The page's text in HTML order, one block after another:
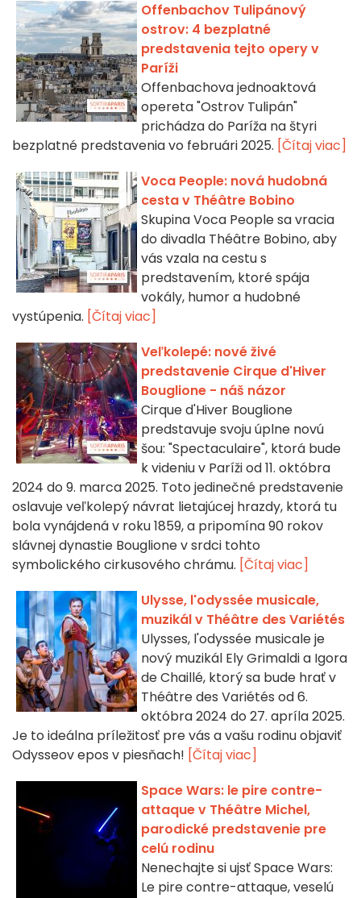
Offenbachov Tulipánový
ostrov: 4 bezplatné
predstavenia tejto opery v
Paríži
Offenbachova jednoaktová
opereta "Ostrov Tulipán"
prichádza do Paríža na štyri
bezplatné predstavenia vo februári 2025. [Čítaj viac]
Voca People: nová hudobná
cesta v Théâtre Bobino
Skupina Voca People sa vracia
do divadla Théâtre Bobino, aby
vás vzala na cestu s
predstavením, ktoré spája
vokály, humor a hudobné
vystúpenia. [Čítaj viac]
Veľkolepé: nové živé
predstavenie Cirque d'Hiver
Bouglione - náš názor
Cirque d'Hiver Bouglione
predstavuje svoju úplne novú
šou: "Spectaculaire", ktorá bude
k videniu v Paríži od 11. októbra
2024 do 9. marca 2025. Toto jedinečné predstavenie
oslavuje veľkolepý návrat lietajúcej hrazdy, ktorá tu
bola vynájdená v roku 1859, a pripomína 90 rokov
slávnej dynastie Bouglione v srdci tohto
symbolického cirkusového chrámu. [Čítaj viac]
Ulysse, l'odyssée musicale,
muzikál v Théâtre des Variétés
Ulysses, l'odyssée musicale je
nový muzikál Ely Grimaldi a Igora
de Chaillé, ktorý sa bude hrať v
Théâtre des Variétés od 6.
októbra 2024 do 27. apríla 2025.
Je to ideálna príležitosť pre vás a vašu rodinu objaviť
Odysseov epos v piesňach! [Čítaj viac]
Space Wars: le pire contre-
attaque v Théâtre Michel,
parodické predstavenie pre
celú rodinu
Nenechajte si ujsť Space Wars:
Le pire contre-attaque, veselú